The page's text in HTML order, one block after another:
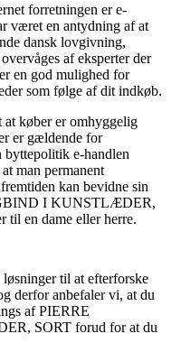
forretningen er e-
været en antydning af at
dansk lovgivning,
af eksperter der
en god mulighed for
som følge af dit indkøb.
at køber er omhyggelig
er gældende for
byttepolitik e-handlen
man permanent
kan bevidne sin
I KUNSTLÆDER,
til en dame eller herre.
til at efterforske
derfor anbefaler vi, at du
af PIERRE
SORT forud for at du